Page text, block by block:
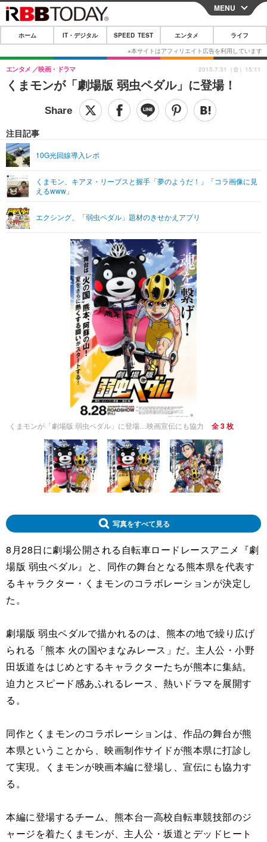
CLOSE
ホーム
IT・デジタル
IT・デジタルTOP スマートフォン
ネタ ガジェット・ツール
SPEED TEST
エンタメ
音楽 スポーツ
ライフ
ペット ショッピング
その他
リリース一覧
プッシュ通知の停止方法
MENU
ホーム IT・デジタル SPEED TEST エンタメ ライフ
くまモンが「劇場版 弱虫ペダル」に登場！
エンタメ 映画・ドラマ
注目記事
10G光回線導入レポ
くまモン、キアヌ・リーブスと握手「夢のようだ！」「コラ画像に見
えるwww」
エクシング、「弱虫ペダル」題材のきせかえアプリ
2015.7.31（金）15:11
くまモンが「劇場版 弱虫ペダル」に登場…映画宣伝にも協力 全 3 枚
写真をすべて見る
8月28日に劇場公開される自転車ロードレースアニメ『劇
場版 弱虫ペダル』と、同作の舞台となる熊本県を代表す
るキャラクター・くまモンのコラボレーションが決定し
た。
劇場版 弱虫ペダルで描かれるのは、熊本の地で繰り広げ
られる「熊本 火の国やまなみレース」だ。主人公・小野
田坂道をはじめとするキャラクターたちが熊本に集結。
迫力とスピード感あふれるレース、熱いドラマを展開す
る。
同作とくまモンのコラボレーションは、作品の舞台が熊
本県ということから、映画制作サイドが熊本県に打診し
て実現。くまモンが映画本編に登場し、宣伝にも協力す
る。
本編に登場するチーム、熊本台一高校自転車競技部のジ
ャージを着たくまモンが、主人公・坂道とデッドヒート